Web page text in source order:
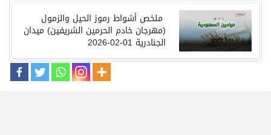
ملخص أشواط رموز الحيل والزمول
(مهرجان خادم الحرمين الشريفين) ميدان
الجنادرية